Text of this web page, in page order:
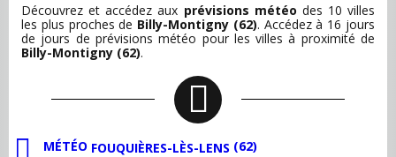
Découvrez et accédez aux prévisions météo des 10 villes
les plus proches de Billy-Montigny (62). Accédez à 16 jours
de jours de prévisions météo pour les villes à proximité de
Billy-Montigny (62).
MÉTÉO FOUQUIÈRES-LÈS-LENS (62)